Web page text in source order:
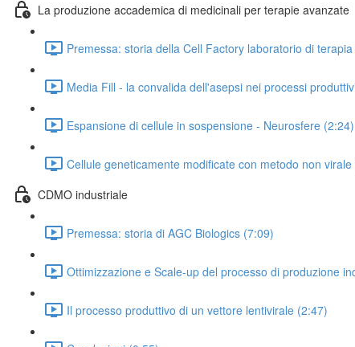
La produzione accademica di medicinali per terapie avanzate
Premessa: storia della Cell Factory laboratorio di
Media Fill - la convalida dell'asepsi nei processi
Espansione di cellule in sospensione - Neurosfere (2:24)
Cellule geneticamente modificate con metodo non virale
CDMO industriale
Premessa: storia di AGC Biologics (7:09)
Ottimizzazione e Scale-up del processo di produzione
Il processo produttivo di un vettore lentivirale (2:47)